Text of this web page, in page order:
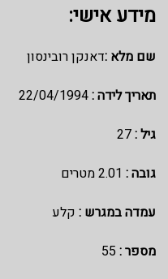
מידע אישי:
שם מלא :דאנקן רובינסון
תאריך לידה :
גיל :
גובה :
עמדה במגרש : קלע
מספר :